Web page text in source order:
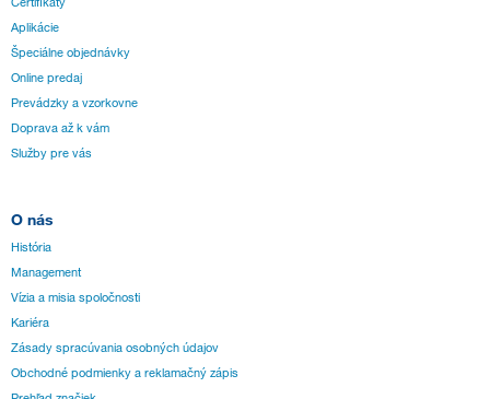
Aplikácie
Špeciálne objednávky
Online predaj
Prevádzky a vzorkovne
Doprava až k vám
Služby pre vás
O nás
História
Management
Vízia a misia spoločnosti
Kariéra
Zásady spracúvania osobných údajov
Obchodné podmienky a reklamačný zápis